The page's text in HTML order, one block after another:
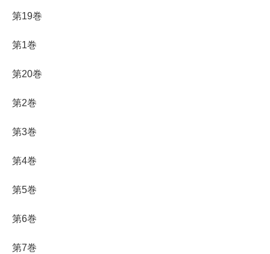
第19巻
第1巻
第20巻
第2巻
第3巻
第4巻
第5巻
第6巻
第7巻